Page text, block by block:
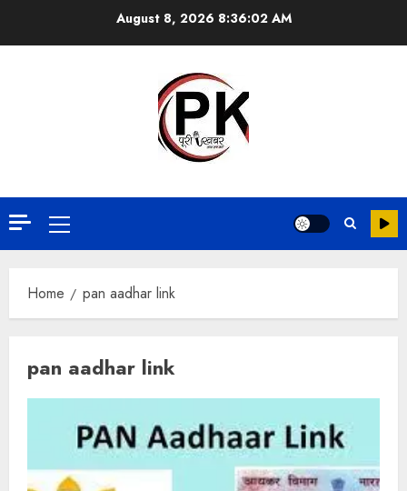
August 8, 2026 8:36:02 AM
Home pan aadhar link
pan aadhar link